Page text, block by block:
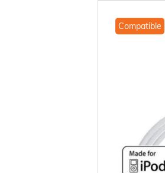
Compatible